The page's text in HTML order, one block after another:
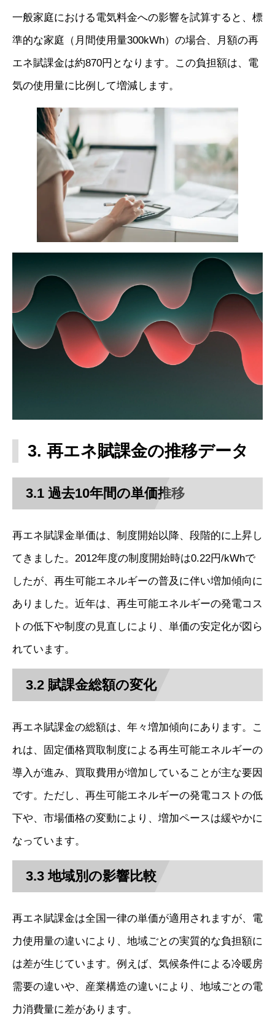
一般家庭における電気料金への影響を試算すると、標
準的な家庭（月間使用量300kWh）の場合、月額の再
エネ賦課金は約870円となります。この負担額は、電
気の使用量に比例して増減します。
3. 再エネ賦課金の推移データ
3.1 過去10年間の単価推移
再エネ賦課金単価は、制度開始以降、段階的に上昇し
てきました。2012年度の制度開始時は0.22円/kWhで
したが、再生可能エネルギーの普及に伴い増加傾向に
ありました。近年は、再生可能エネルギーの発電コス
トの低下や制度の見直しにより、単価の安定化が図ら
れています。
3.2 賦課金総額の変化
再エネ賦課金の総額は、年々増加傾向にあります。こ
れは、固定価格買取制度による再生可能エネルギーの
導入が進み、買取費用が増加していることが主な要因
です。ただし、再生可能エネルギーの発電コストの低
下や、市場価格の変動により、増加ペースは緩やかに
なっています。
3.3 地域別の影響比較
再エネ賦課金は全国一律の単価が適用されますが、電
力使用量の違いにより、地域ごとの実質的な負担額に
は差が生じています。例えば、気候条件による冷暖房
需要の違いや、産業構造の違いにより、地域ごとの電
力消費量に差があります。